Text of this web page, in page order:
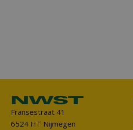
Fransestraat 41
6524 HT Nijmegen